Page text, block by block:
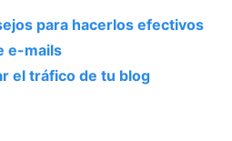
para hacerlos efectivos
e-mails
el tráfico de tu blog